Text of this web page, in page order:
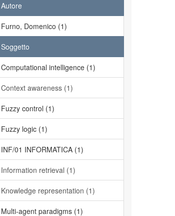
Autore
Furno, Domenico (1)
Soggetto
Computational intelligence (1)
Context awareness (1)
Fuzzy control (1)
Fuzzy logic (1)
INF/01 INFORMATICA (1)
Information retrieval (1)
Knowledge representation (1)
Multi-agent paradigms (1)